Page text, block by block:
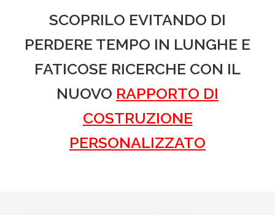
SCOPRILO EVITANDO DI
PERDERE TEMPO IN LUNGHE E
FATICOSE RICERCHE CON IL
NUOVO RAPPORTO DI
COSTRUZIONE
PERSONALIZZATO